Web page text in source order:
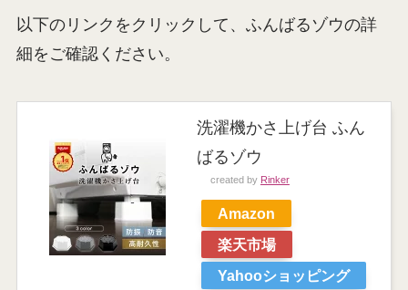
以下のリンクをクリックして、ふんばるゾウの詳
細をご確認ください。
洗濯機かさ上げ台 ふん
ばるゾウ
created by Rinker
Amazon
楽天市場
Yahooショッピング